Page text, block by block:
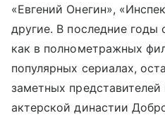
«Евгений Онегин»,
другие. В последние годы
как в полнометражных
популярных сериалах,
заметных представителей
актерской династии